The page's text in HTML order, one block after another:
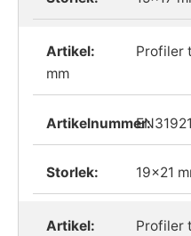
Profiler
mm
EN31921
19x21
Profiler